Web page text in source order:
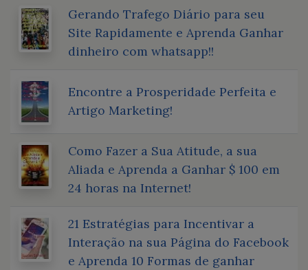
Gerando Trafego Diário para seu
Site Rapidamente e Aprenda Ganhar
dinheiro com whatsapp!!
Encontre a Prosperidade Perfeita e
Artigo Marketing!
Como Fazer a Sua Atitude, a sua
Aliada e Aprenda a Ganhar $ 100 em
24 horas na Internet!
21 Estratégias para Incentivar a
Interação na sua Página do Facebook
e Aprenda 10 Formas de ganhar